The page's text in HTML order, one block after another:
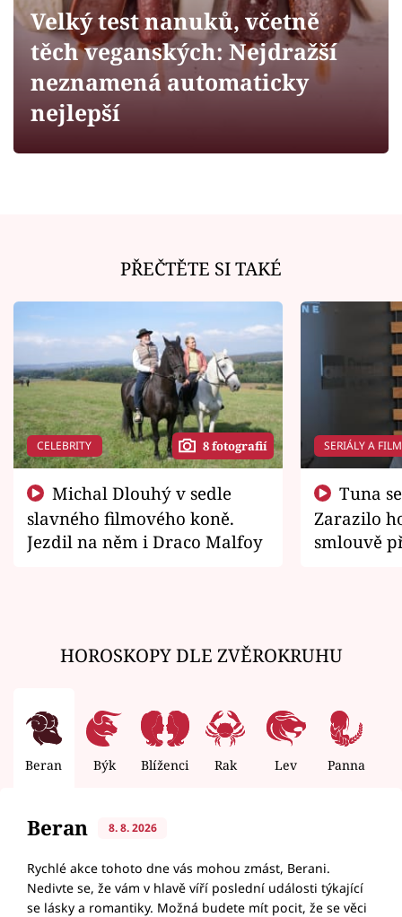
Sledujte prima+
Filmový festival Karlovy Vary
Sledujte nás
Velký test nanuků, včetně
těch veganských: Nejdražší
neznamená automaticky
nejlepší
PŘEČTĚTE SI TAKÉ
CELEBRITY 8 fotografií
slavného filmového koně.
Jezdil na něm i Draco Malfoy
SERIÁLY A
Zarazilo
smlouvě
HOROSKOPY DLE ZVĚROKRUHU
Beran Býk Blíženci Rak Lev Panna
Beran 8. 8. 2026
Rychlé akce tohoto dne vás mohou zmást, Berani.
Nedivte se, že vám v hlavě víří poslední události týkající
se lásky a romantiky. Možná budete mít pocit, že se věci